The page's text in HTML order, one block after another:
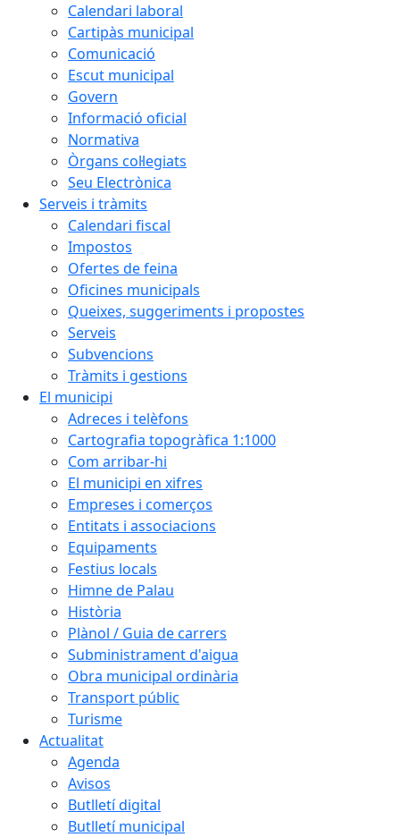
Calendari laboral
Cartipàs municipal
Comunicació
Escut municipal
Govern
Informació oficial
Normativa
Òrgans col·legiats
Seu Electrònica
Serveis i tràmits
Calendari fiscal
Impostos
Ofertes de feina
Oficines municipals
Queixes, suggeriments i propostes
Serveis
Subvencions
Tràmits i gestions
El municipi
Adreces i telèfons
Cartografia topogràfica 1:1000
Com arribar-hi
El municipi en xifres
Empreses i comerços
Entitats i associacions
Equipaments
Festius locals
Himne de Palau
Història
Plànol / Guia de carrers
Subministrament d'aigua
Obra municipal ordinària
Transport públic
Turisme
Actualitat
Agenda
Avisos
Butlletí digital
Butlletí municipal